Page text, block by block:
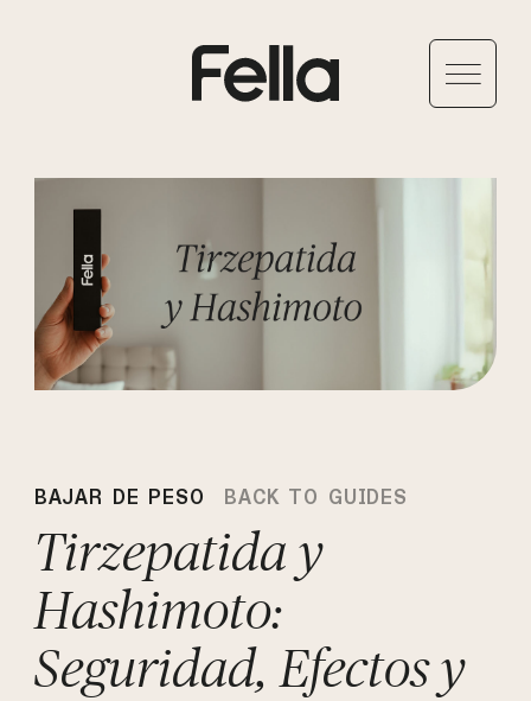
BAJAR DE PESO BACK TO GUIDES
Tirzepatida y
Hashimoto:
Seguridad, Efectos y